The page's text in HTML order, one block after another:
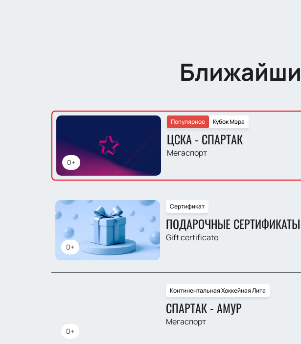
0+
Кубок Мэра
Популярное
ЦСКА - СПАРТАК
Мегаспорт
0+
Сертификат
ПОДАРОЧНЫЕ СЕРТИФИКАТЫ
Gift certificate
0+
Континентальная Хоккейная Лига
СПАРТАК - АМУР
Мегаспорт